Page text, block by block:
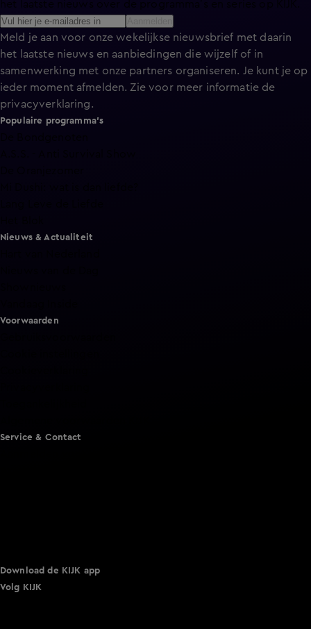
Meld je aan voor onze wekelijkse nieuwsbrief met daarin
het laatste nieuws en aanbiedingen die wijzelf of in
samenwerking met onze partners organiseren. Je kunt je op
ieder moment afmelden. Zie voor meer informatie de
privacyverklaring.
Populaire programma's
Nieuws & Actualiteit
Voorwaarden
Service & Contact
Download de KIJK app
Volg KIJK